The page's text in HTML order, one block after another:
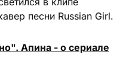
песни Russian Girl.
Апина - о сериале